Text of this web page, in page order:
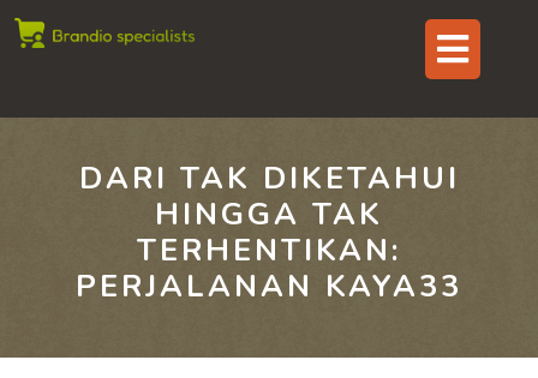
Skip
DARI TAK DIKETAHUI
HINGGA TAK
TERHENTIKAN:
PERJALANAN KAYA33